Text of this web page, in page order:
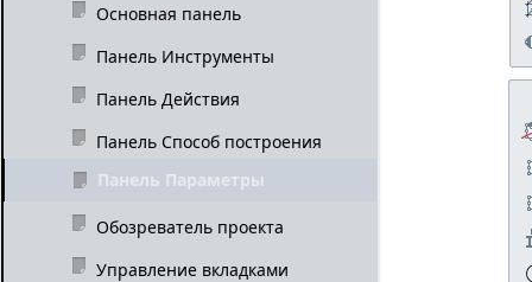
Основная панель
Панель Инструменты
Панель Действия
Панель Способ построения
Панель Параметры
Обозреватель проекта
Управление вкладками